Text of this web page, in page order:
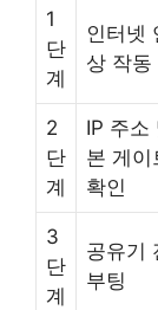
1
단
계
인터넷
상 작동
2
단
계
IP 주소
본 게이
확인
3
단
계
공유기
부팅